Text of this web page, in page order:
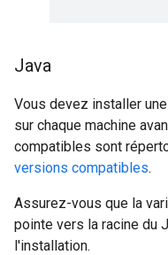
Java
Vous devez installer
sur chaque machine
compatibles sont
versions compatibles.
Assurez-vous que la
pointe vers la racine du
l'installation.